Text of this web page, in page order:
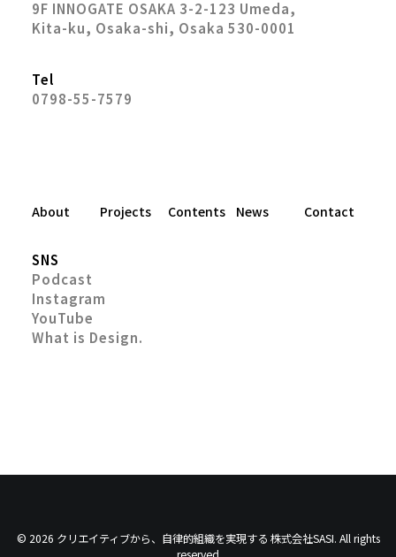
9F INNOGATE OSAKA 3-2-123 Umeda,
Kita-ku, Osaka-shi, Osaka 530-0001
Tel
0798-55-7579
About Projects Contents News Contact
SNS
Podcast
Instagram
YouTube
What is Design.
© 2026 クリエイティブから、自律的組織を実現する 株式会社SASI. All rights